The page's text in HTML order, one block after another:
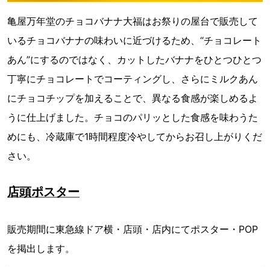
亀屋万年堂のチョコバナナ大福はお祭りの屋台で販売して
いるチョコバナナの味わいに近づけるため、“チョコレート
あん”にするのではなく、カットしたバナナをひとつひとつ
丁寧にチョコレートでコーティングし、さらにミルクあん
にチョコチップを加えることで、異なる食感が楽しめるよ
うに仕上げました。チョコのパリッとした食感を味わうた
めにも、冷蔵庫で1時間程度冷やしてからお召し上がりくだ
さい。
店頭ポスター
販売期間に東急線ドア横・店頭・店内にてポスター・POP
を掲出します。